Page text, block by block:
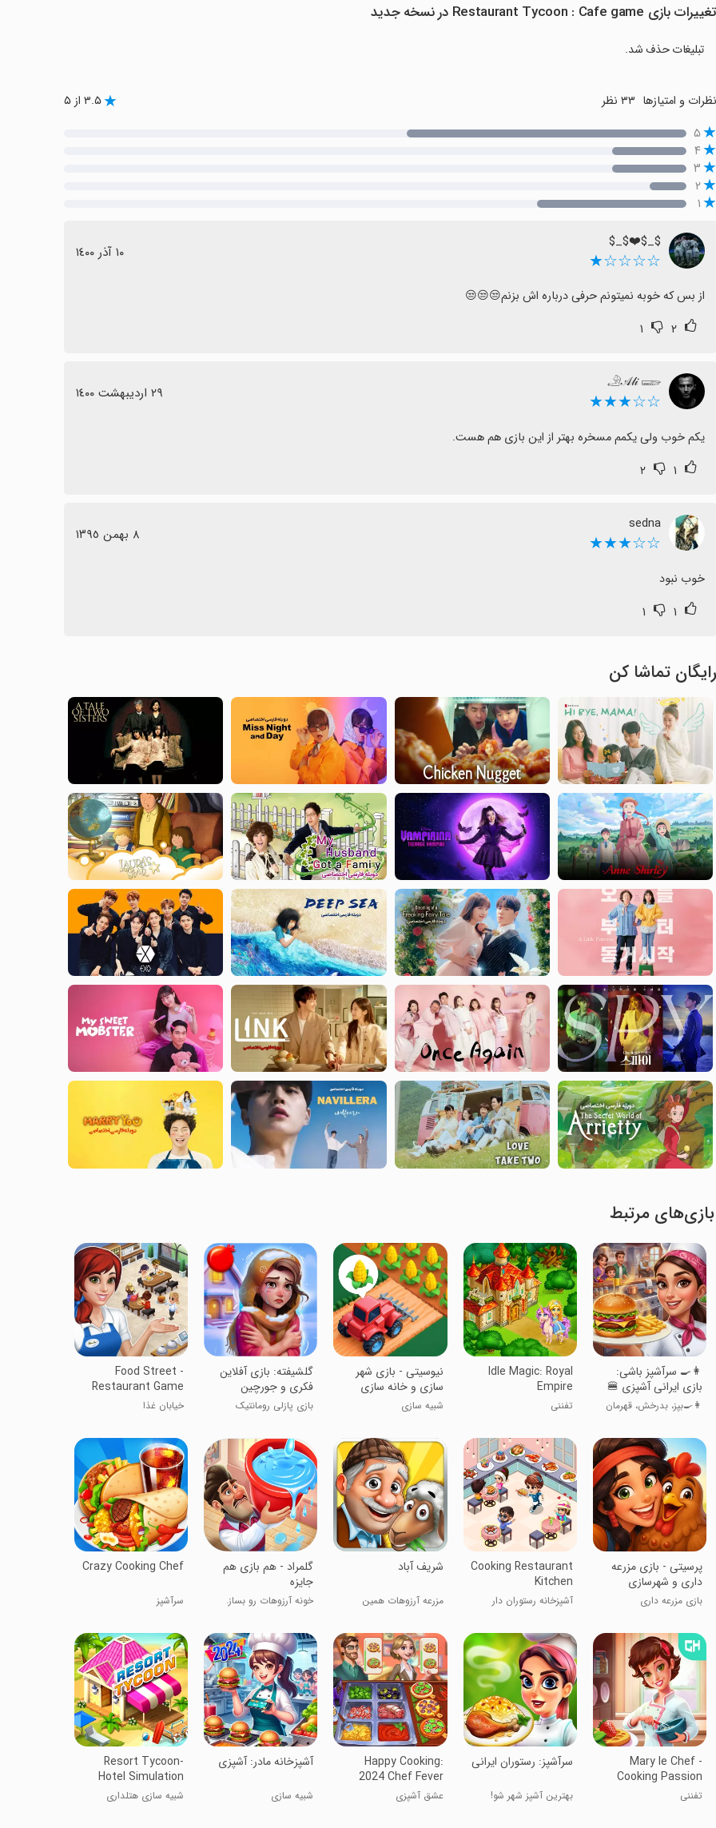
تغییرات بازی Restaurant Tycoon : Cafe game در نسخه جدید
تبلیغات حذف شد.
نظرات و امتیازها ۳.۵ از ۵
۵
۴
۳
۲
۱
$_$❤️$_$
☆☆☆☆★ ١٠ آذر ١٤٠٠
از بس که خوبه نمیتونم حرفی درباره اش بزنم😒😒😒
۲ ۱
𓄂𝒜𝓁𝒾 𓆃
☆☆★★★ ٢٩ اردیبهشت ١٤٠٠
یکم خوب ولی یکمم مسخره بهتر از این بازی هم هست.
۱ ۲
sedna
☆☆★★★ ٨ بهمن ١٣٩٥
خوب نبود
۱ ۱
رایگان تماشا کن
بازی‌های مرتبط
‏‏‏‏‏‏‏‏👩‍🍳 سرآشپز باشی:
بازی ایرانی آشپزی 🍔
👩‍🍳بپز، بدرخش، قهرمان
Idle Magic: Royal
Empire
تفننی
‏‏‏‏‏‏نیوسیتی - بازی شهر
سازی و خانه سازی
شبیه سازی
‏گلشیفته: بازی آفلاین
فکری و جورچین
بازی پازلی رومانتیک
Food Street -
Restaurant Game
خیابان غذا
‏‏‏‏‏‏‏پرسیتی - بازی مزرعه
داری و شهرسازی
بازی مزرعه داری
Cooking Restaurant
Kitchen
آشپزخانه رستوران دار
‏‏‏‏‏‏‏‏‏شریف آباد
مزرعه آرزوهات همین
‏‏‏‏‏‏‏‏‏‏‏‏‏‏‏‏‏‏‏‏‏‏گلمراد - هم بازی هم
جایزه
خونه آرزوهات رو بساز.
Crazy Cooking Chef
سرآشپز
Mary le Chef -
Cooking Passion
تفننی
سرآشپز: رستوران ایرانی
بهترین آشپز شهر شو!
Happy Cooking:
2024 Chef Fever
عشق آشپزی
آشپزخانه مادر: آشپزی
شبیه سازی
Resort Tycoon-
Hotel Simulation
شبیه سازی هتلداری